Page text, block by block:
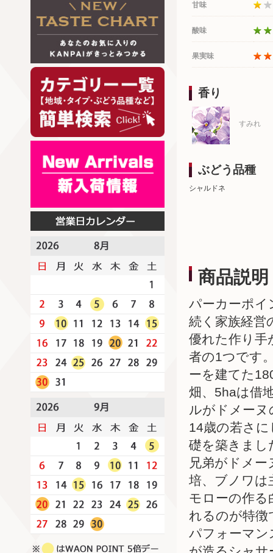
甘味
酸味
果実味
香り
すみれ
ぶどう品種
シャルドネ
商品説明
パーカーポイ
続く家族経営
優れた作り手
者の1つです
ーを建てた
畑、5haは借
ルがドメー
14歳の若さ
礎を築きまし
兄弟がドメ
培、ブノワは
モローの作る
れるのが特徴
パフォーマン